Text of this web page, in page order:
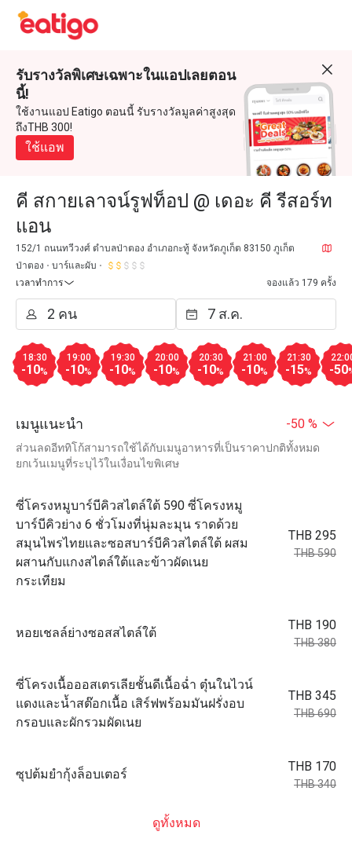
รับรางวัลพิเศษเฉพาะในแอปเลยตอน
นี้!
ใช้งานแอป Eatigo ตอนนี้ รับรางวัลมูลค่าสูงสุด
ถึงTHB 300!
ใช้แอพ
คี สกายเลาจน์รูฟท็อป @ เดอะ คี รีสอร์ท
แอน
152/1 ถนนทวีวงศ์ ตำบลป่าตอง อำเภอกะทู้ จังหวัดภูเก็ต 83150 ภูเก็ต
ป่าตอง
บาร์และผับ
เวลาทำการ
จองแล้ว 179 ครั้ง
18:30
-10%
19:00
-10%
19:30
-10%
20:00
-10%
20:30
-10%
21:00
-10%
21:30
-15% -50
เมนูแนะนำ -50 %
ส่วนลดอีททิโก้สามารถใช้ได้กับเมนูอาหารที่เป็นราคาปกติทั้งหมด
ยกเว้นเมนูที่ระบุไว้ในเงื่อนไขพิเศษ
ซี่โครงหมูบาร์บีคิวสไตล์ใต้ 590 ซี่โครงหมู
บาร์บีคิวย่าง 6 ชั่วโมงที่นุ่มละมุน ราดด้วย
สมุนไพรไทยและซอสบาร์บีคิวสไตล์ใต้ ผสม
ผสานกับแกงสไตล์ใต้และข้าวผัดเนย
กระเทียม
THB 295
THB 590
หอยเชลล์ย่างซอสสไตล์ใต้
THB 190
THB 380
ซี่โครงเนื้อออสเตรเลียชั้นดีเนื้อฉ่ำ ตุ๋นในไวน์
แดงและน้ำสต๊อกเนื้อ เสิร์ฟพร้อมมันฝรั่งอบ
กรอบและผักรวมผัดเนย
THB 345
THB 690
ซุปต้มยำกุ้งล็อบเตอร์
THB 170
THB 340
ดูทั้งหมด